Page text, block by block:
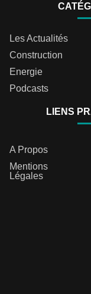
Les Actualités
Construction
Energie
Podcasts
LIENS
A Propos
Mentions
Légales